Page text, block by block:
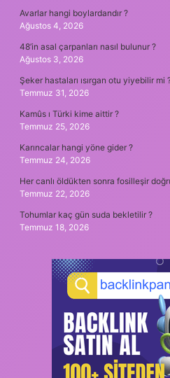
Avarlar hangi boylardandır ?
Ağustos 4, 2026
48’in asal çarpanları nasıl bulunur ?
Ağustos 3, 2026
Şeker hastaları ısırgan otu yiyebilir mi
Temmuz 31, 2026
Kamûs ı Türki kime aittir ?
Temmuz 25, 2026
Karıncalar hangi yöne gider ?
Temmuz 24, 2026
Her canlı öldükten sonra fosilleşir
Temmuz 22, 2026
Tohumlar kaç gün suda bekletilir ?
Temmuz 18, 2026